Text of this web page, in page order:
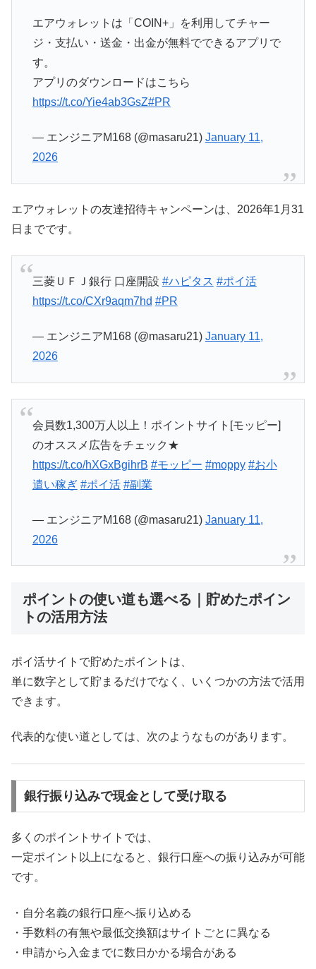
エアウォレットは「COIN+」を利用してチャー
ジ・支払い・送金・出金が無料でできるアプリで
す。
アプリのダウンロードはこちら
https://t.co/Yie4ab3GsZ#PR
— エンジニアM168 (@masaru21) January 11,
2026
エアウォレットの友達招待キャンペーンは、2026年1月31
日までです。
三菱ＵＦＪ銀行 口座開設 #ハピタス #ポイ活
https://t.co/CXr9aqm7hd #PR
— エンジニアM168 (@masaru21) January 11,
2026
会員数1,300万人以上！ポイントサイト[モッピー]
のオススメ広告をチェック★
https://t.co/hXGxBgihrB #モッピー #moppy #お小
遣い稼ぎ #ポイ活 #副業
— エンジニアM168 (@masaru21) January 11,
2026
ポイントの使い道も選べる｜貯めたポイン
トの活用方法
ポイ活サイトで貯めたポイントは、
単に数字として貯まるだけでなく、いくつかの方法で活用
できます。
代表的な使い道としては、次のようなものがあります。
銀行振り込みで現金として受け取る
多くのポイントサイトでは、
一定ポイント以上になると、銀行口座への振り込みが可能
です。
・自分名義の銀行口座へ振り込める
・手数料の有無や最低交換額はサイトごとに異なる
・申請から入金までに数日かかる場合がある